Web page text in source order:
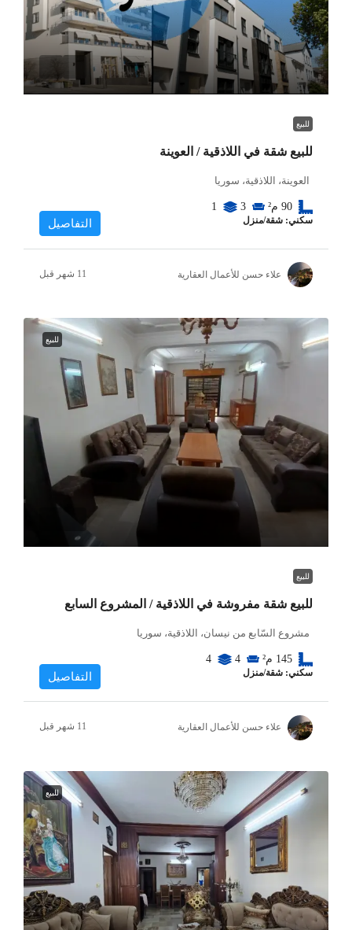
للبيع
للبيع شقة في اللاذقية / العوينة
العوينة، اللاذقية، سوريا
90 م² 3
1
سكني: شقة/منزل التفاصيل
علاء حسن للأعمال العقارية
للبيع
للبيع
للبيع شقة مفروشة في اللاذقية / المشروع السابع
مشروع السّابع من نيسان، اللاذقية، سوريا
145 م² 4
4
سكني: شقة/منزل التفاصيل
علاء حسن للأعمال العقارية
للبيع